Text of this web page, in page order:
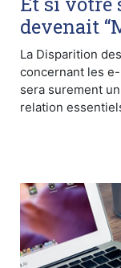
devenait
La Disparition
concernant les
sera surement
relation